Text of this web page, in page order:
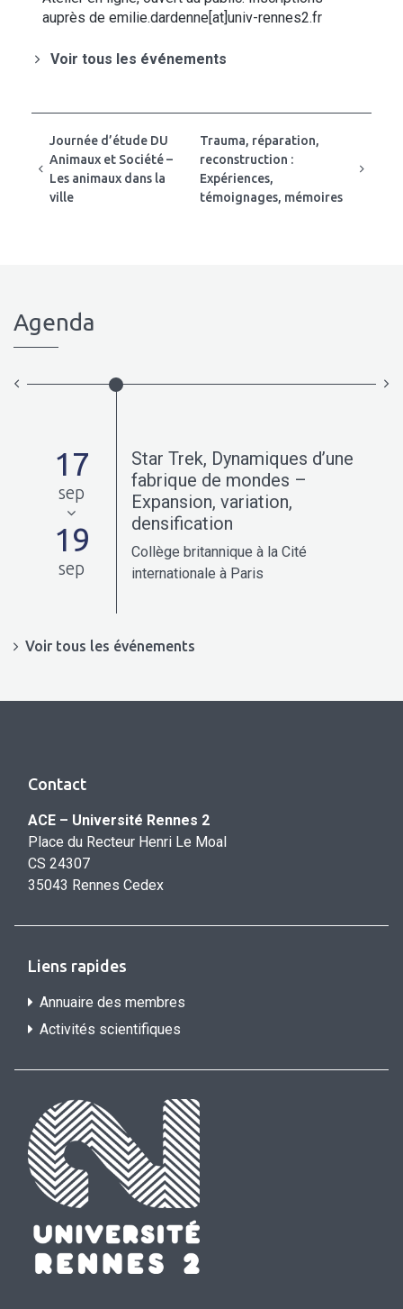
auprès de emilie.dardenne[at]univ-rennes2.fr
Voir tous les événements
Journée d’étude DU
Animaux et Société –
Les animaux dans la
ville
Trauma, réparation,
reconstruction :
Expériences,
témoignages, mémoires
Agenda
17
sep
19
sep
Star Trek, Dynamiques d’une
fabrique de mondes –
Expansion, variation,
densification
Collège britannique à la Cité
internationale à Paris
Voir tous les événements
Contact
ACE – Université Rennes 2
Place du Recteur Henri Le Moal
CS 24307
35043 Rennes Cedex
Liens rapides
Annuaire des membres
Activités scientifiques